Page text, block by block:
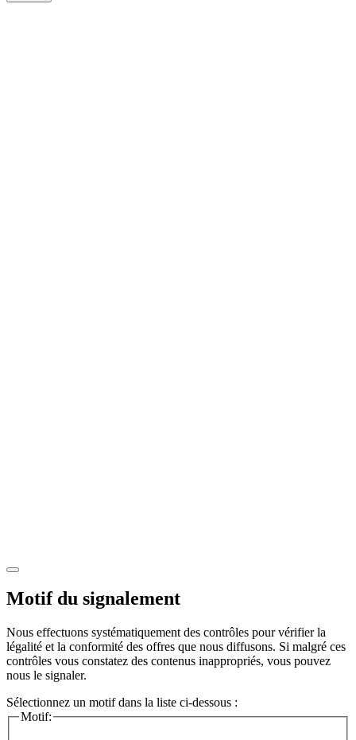
Motif du signalement
Nous effectuons systématiquement des contrôles pour vérifier la
légalité et la conformité des offres que nous diffusons. Si malgré ces
contrôles vous constatez des contenus inappropriés, vous pouvez
nous le signaler.
Sélectionnez un motif dans la liste ci-dessous :
Motif: